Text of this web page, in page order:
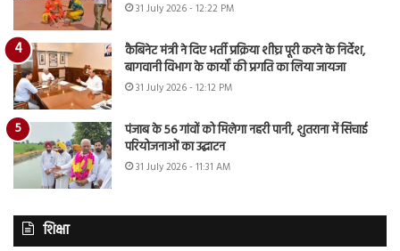
31 July 2026 - 12:22 PM
कैबिनेट मंत्री ने दिए भर्ती प्रक्रिया शीघ्र पूरी करने के निर्देश,
बागवानी विभाग के कार्यों की प्रगति का लिया जायजा
31 July 2026 - 12:12 PM
पंजाब के 56 गांवों को मिलेगा नहरी पानी, शुतराना में सिंचाई
परियोजनाओं का उद्घाटन
31 July 2026 - 11:31 AM
शिक्षा